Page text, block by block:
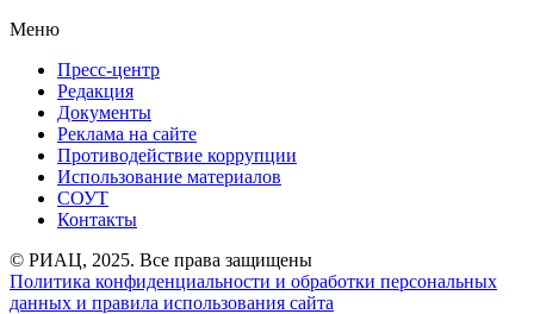
Меню
Пресс-центр
Редакция
Документы
Реклама на сайте
Противодействие коррупции
Использование материалов
СОУТ
Контакты
© РИАЦ, 2025. Все права защищены
Политика конфиденциальности и обработки персональных
данных и правила использования сайта